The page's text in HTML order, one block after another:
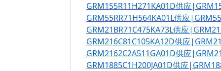
GRM155R11H271KA01D供应
GRM55RR71H564KA01L供应
GRM21BR71C475KA73L供应
GRM216C81C105KA12D供应
GRM2162C2A511GA01D供应
GRM1885C1H200JA01D供应